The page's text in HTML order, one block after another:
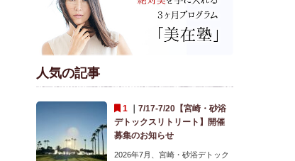
人気の記事
｜7/17-7/20【宮崎・砂浴
デトックスリトリート】開催
募集のお知らせ
2026年7月、宮崎・砂浴デトック